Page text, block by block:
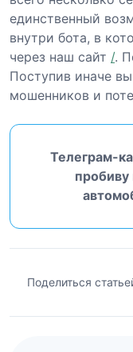
единственный
внутри бота, в
через наш сайт /.
Поступив иначе
мошенников и
Телеграм-
Поделиться